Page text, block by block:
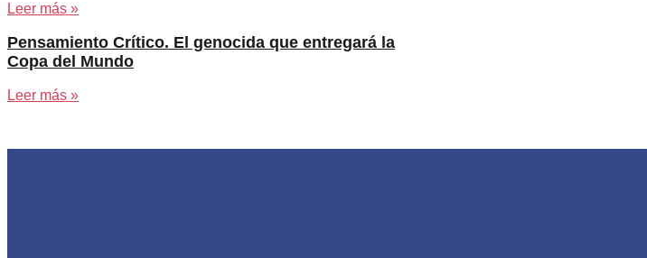
Leer más »
Pensamiento Crítico. El genocida que entregará la
Copa del Mundo
Leer más »